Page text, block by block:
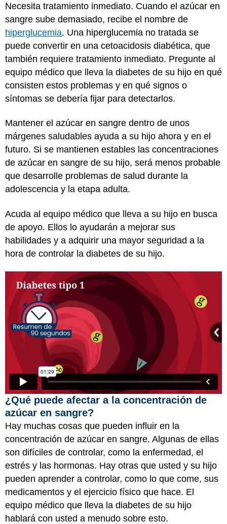
Necesita tratamiento inmediato. Cuando el azúcar en
sangre sube demasiado, recibe el nombre de
hiperglucemia. Una hiperglucemia no tratada se
puede convertir en una cetoacidosis diabética, que
también requiere tratamiento inmediato. Pregunte al
equipo médico que lleva la diabetes de su hijo en qué
consisten estos problemas y en qué signos o
síntomas se debería fijar para detectarlos.
Mantener el azúcar en sangre dentro de unos
márgenes saludables ayuda a su hijo ahora y en el
futuro. Si se mantienen estables las concentraciones
de azúcar en sangre de su hijo, será menos probable
que desarrolle problemas de salud durante la
adolescencia y la etapa adulta.
Acuda al equipo médico que lleva a su hijo en busca
de apoyo. Ellos lo ayudarán a mejorar sus
habilidades y a adquirir una mayor seguridad a la
hora de controlar la diabetes de su hijo.
¿Qué puede afectar a la concentración de
azúcar en sangre?
Hay muchas cosas que pueden influir en la
concentración de azúcar en sangre. Algunas de ellas
son difíciles de controlar, como la enfermedad, el
estrés y las hormonas. Hay otras que usted y su hijo
pueden aprender a controlar, como lo que come, sus
medicamentos y el ejercicio físico que hace. El
equipo médico que lleva la diabetes de su hijo
hablará con usted a menudo sobre esto.